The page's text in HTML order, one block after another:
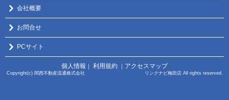
会社概要
お問合せ
PCサイト
個人情報 利用規約 アクセスマップ
Copyright(c) 関西不動産流通株式会社 リンクナビ梅田店 All rights reserved.